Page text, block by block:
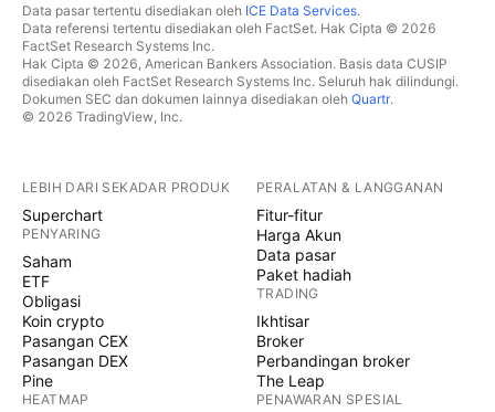
Data pasar tertentu disediakan oleh ICE Data Services.
Data referensi tertentu disediakan oleh FactSet. Hak Cipta © 2026
FactSet Research Systems Inc.
Hak Cipta © 2026, American Bankers Association. Basis data CUSIP
disediakan oleh FactSet Research Systems Inc. Seluruh hak dilindungi.
Dokumen SEC dan dokumen lainnya disediakan oleh Quartr.
© 2026 TradingView, Inc.
LEBIH DARI SEKADAR PRODUK
Superchart
PENYARING
Saham
ETF
Obligasi
Koin crypto
Pasangan CEX
Pasangan DEX
Pine
HEATMAP
PERALATAN & LANGGANAN
Fitur-fitur
Harga Akun
Data pasar
Paket hadiah
TRADING
Ikhtisar
Broker
Perbandingan broker
The Leap
PENAWARAN SPESIAL